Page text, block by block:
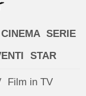
CINEMA SERIE
STAR
Film in TV